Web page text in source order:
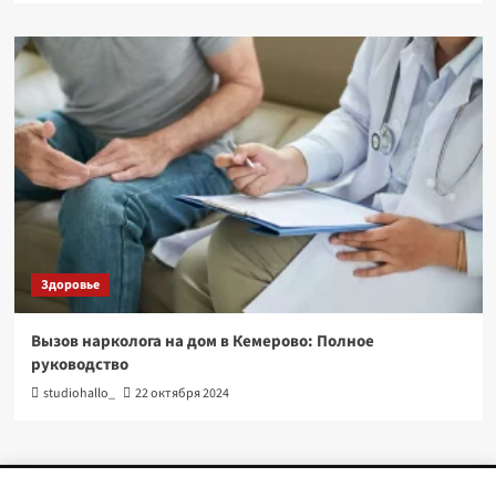
Здоровье
Вызов нарколога на дом в Кемерово: Полное
руководство
studiohallo_ 22 октября 2024